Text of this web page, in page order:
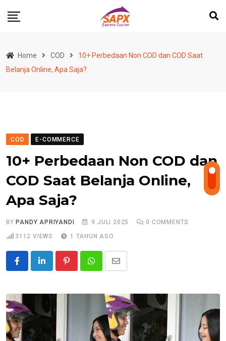
Home COD
10+ Perbedaan Non COD dan COD Saat
Belanja Online, Apa Saja?
COD E-COMMERCE
10+ Perbedaan Non COD dan
COD Saat Belanja Online,
Apa Saja?
BY PANDY APRIYANDI 9 JULI 2025 0 COMMENTS
3112 VIEWS 1 TAHUN AGO
PinterestWhatsappShare
Email